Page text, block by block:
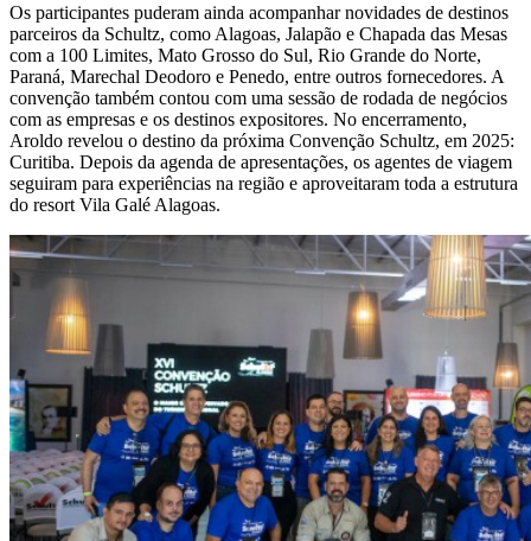
Os participantes puderam ainda acompanhar novidades de destinos
parceiros da Schultz, como Alagoas, Jalapão e Chapada das Mesas
com a 100 Limites, Mato Grosso do Sul, Rio Grande do Norte,
Paraná, Marechal Deodoro e Penedo, entre outros fornecedores. A
convenção também contou com uma sessão de rodada de negócios
com as empresas e os destinos expositores. No encerramento,
Aroldo revelou o destino da próxima Convenção Schultz, em 2025:
Curitiba. Depois da agenda de apresentações, os agentes de viagem
seguiram para experiências na região e aproveitaram toda a estrutura
do resort Vila Galé Alagoas.